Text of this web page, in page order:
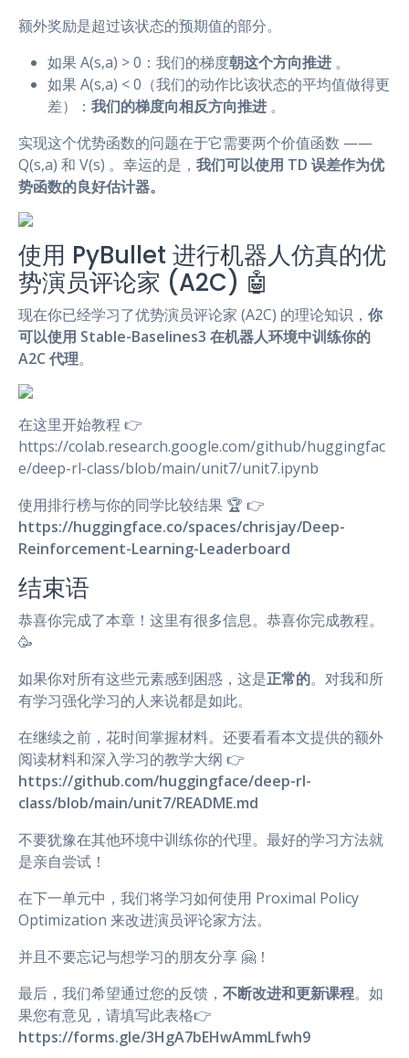
额外奖励是超过该状态的预期值的部分。
如果 A(s,a) > 0：我们的梯度朝这个方向推进 。
如果 A(s,a) < 0（我们的动作比该状态的平均值做得更
差）： 我们的梯度向相反方向推进 。
实现这个优势函数的问题在于它需要两个价值函数 ——
Q(s,a) 和 V(s) 。幸运的是， 我们可以使用 TD 误差作为优
势函数的良好估计器。
使用 PyBullet 进行机器人仿真的优
势演员评论家 (A2C) 🤖
现在你已经学习了优势演员评论家 (A2C) 的理论知识， 你
可以使用 Stable-Baselines3 在机器人环境中训练你的
A2C 代理。
在这里开始教程 👉
https://colab.research.google.com/github/huggingfac
e/deep-rl-class/blob/main/unit7/unit7.ipynb
使用排行榜与你的同学比较结果 🏆 👉
https://huggingface.co/spaces/chrisjay/Deep-
Reinforcement-Learning-Leaderboard
结束语
恭喜你完成了本章！这里有很多信息。恭喜你完成教程。
🥳
如果你对所有这些元素感到困惑，这是正常的。对我和所
有学习强化学习的人来说都是如此。
在继续之前，花时间掌握材料。还要看看本文提供的额外
阅读材料和深入学习的教学大纲 👉
https://github.com/huggingface/deep-rl-
class/blob/main/unit7/README.md
不要犹豫在其他环境中训练你的代理。最好的学习方法就
是亲自尝试！
在下一单元中，我们将学习如何使用 Proximal Policy
Optimization 来改进演员评论家方法。
并且不要忘记与想学习的朋友分享 🤗！
最后，我们希望通过您的反馈， 不断改进和更新课程。如
果您有意见，请填写此表格👉
https://forms.gle/3HgA7bEHwAmmLfwh9